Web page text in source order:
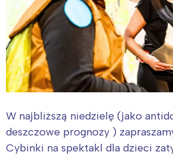
W najbliższą niedzielę (jako
deszczowe prognozy )
Cybinki na spektakl dla dzieci